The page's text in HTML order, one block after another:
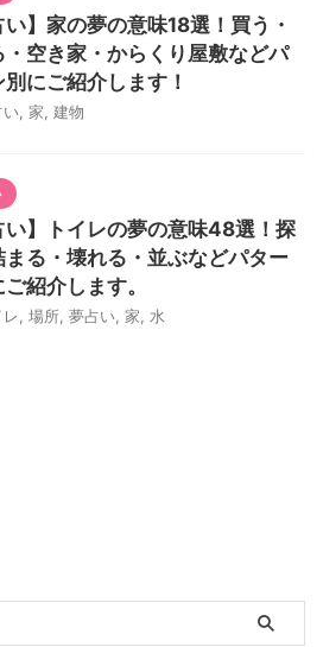
い】家の夢の意味18選！買う・
・空き家・からくり屋敷などパ
にご紹介します！
い 家 建物
い】トイレの夢の意味48選！探
まる・壊れる・並ぶなどパター
紹介します。
レ 場所 夢占い 家 水